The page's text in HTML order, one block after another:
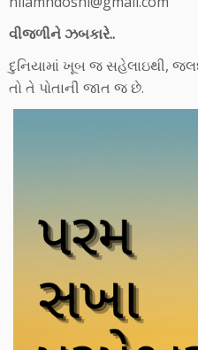
વીજળીને ઝબકારે..
દુનિયામાં ખૂબ જ સહેલાઇથી,
તો તે પોતાની જાત જ છે.